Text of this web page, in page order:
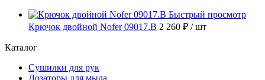
Быстрый просмотр
Крючок двойной Nofer 09017.B 2 260 ₽ / шт
Каталог
Сушилки для рук
Дозаторы для мыла